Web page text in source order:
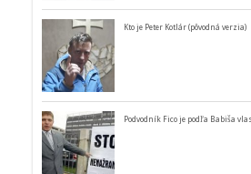
Kto je Peter Kotlár (pôvodná verzia)
Podvodník Fico je podľa Babiša